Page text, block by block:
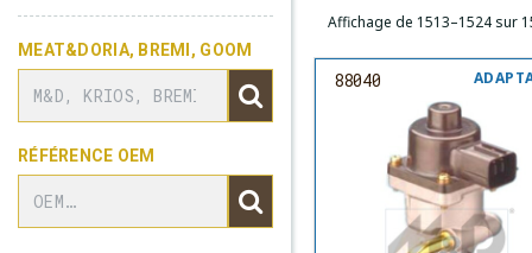
MEAT&DORIA, BREMI, GOOM
RÉFÉRENCE OEM
Affichage de 1513–1524 sur
88040